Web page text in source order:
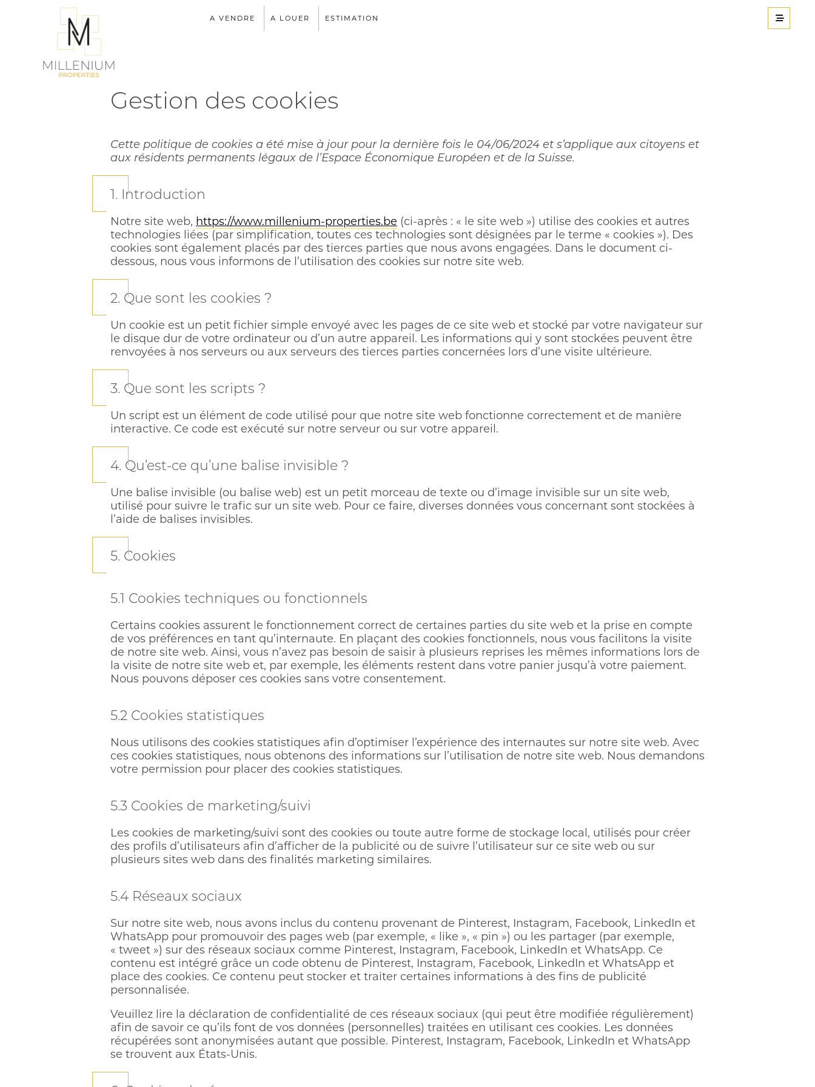
A VENDRE A LOUER ESTIMATION
Gestion des cookies
Cette politique de cookies a été mise à jour pour la dernière fois le 04/06/2024 et s’applique aux citoyens et
aux résidents permanents légaux de l’Espace Économique Européen et de la Suisse.
1. Introduction
Notre site web, https://www.millenium-properties.be (ci-après : « le site web ») utilise des cookies et autres
technologies liées (par simplification, toutes ces technologies sont désignées par le terme « cookies »). Des
cookies sont également placés par des tierces parties que nous avons engagées. Dans le document ci-
dessous, nous vous informons de l’utilisation des cookies sur notre site web.
2. Que sont les cookies ?
Un cookie est un petit fichier simple envoyé avec les pages de ce site web et stocké par votre navigateur sur
le disque dur de votre ordinateur ou d’un autre appareil. Les informations qui y sont stockées peuvent être
renvoyées à nos serveurs ou aux serveurs des tierces parties concernées lors d’une visite ultérieure.
3. Que sont les scripts ?
Un script est un élément de code utilisé pour que notre site web fonctionne correctement et de manière
interactive. Ce code est exécuté sur notre serveur ou sur votre appareil.
4. Qu’est-ce qu’une balise invisible ?
Une balise invisible (ou balise web) est un petit morceau de texte ou d’image invisible sur un site web,
utilisé pour suivre le trafic sur un site web. Pour ce faire, diverses données vous concernant sont stockées à
l’aide de balises invisibles.
5. Cookies
5.1 Cookies techniques ou fonctionnels
Certains cookies assurent le fonctionnement correct de certaines parties du site web et la prise en compte
de vos préférences en tant qu’internaute. En plaçant des cookies fonctionnels, nous vous facilitons la visite
de notre site web. Ainsi, vous n’avez pas besoin de saisir à plusieurs reprises les mêmes informations lors de
la visite de notre site web et, par exemple, les éléments restent dans votre panier jusqu’à votre paiement.
Nous pouvons déposer ces cookies sans votre consentement.
5.2 Cookies statistiques
Nous utilisons des cookies statistiques afin d’optimiser l’expérience des internautes sur notre site web. Avec
ces cookies statistiques, nous obtenons des informations sur l’utilisation de notre site web. Nous demandons
votre permission pour placer des cookies statistiques.
5.3 Cookies de marketing/suivi
Les cookies de marketing/suivi sont des cookies ou toute autre forme de stockage local, utilisés pour créer
des profils d’utilisateurs afin d’afficher de la publicité ou de suivre l’utilisateur sur ce site web ou sur
plusieurs sites web dans des finalités marketing similaires.
5.4 Réseaux sociaux
Sur notre site web, nous avons inclus du contenu provenant de Pinterest, Instagram, Facebook, LinkedIn et
WhatsApp pour promouvoir des pages web (par exemple, « like », « pin ») ou les partager (par exemple,
« tweet ») sur des réseaux sociaux comme Pinterest, Instagram, Facebook, LinkedIn et WhatsApp. Ce
contenu est intégré grâce un code obtenu de Pinterest, Instagram, Facebook, LinkedIn et WhatsApp et
place des cookies. Ce contenu peut stocker et traiter certaines informations à des fins de publicité
personnalisée.
Veuillez lire la déclaration de confidentialité de ces réseaux sociaux (qui peut être modifiée régulièrement)
afin de savoir ce qu’ils font de vos données (personnelles) traitées en utilisant ces cookies. Les données
récupérées sont anonymisées autant que possible. Pinterest, Instagram, Facebook, LinkedIn et WhatsApp
se trouvent aux États-Unis.